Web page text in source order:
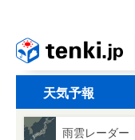
天気予報
雨雲レーダー